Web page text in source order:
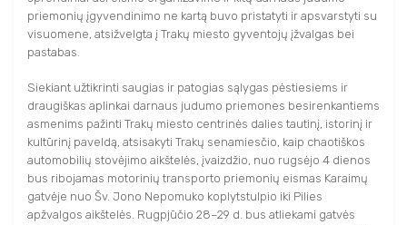
priemonių įgyvendinimo ne kartą buvo pristatyti ir apsvarstyti su
visuomene, atsižvelgta į Trakų miesto gyventojų įžvalgas bei
pastabas.
Siekiant užtikrinti saugias ir patogias sąlygas pėstiesiems ir
draugiškas aplinkai darnaus judumo priemones besirenkantiems
asmenims pažinti Trakų miesto centrinės dalies tautinį, istorinį ir
kultūrinį paveldą, atsisakyti Trakų senamiesčio, kaip chaotiškos
automobilių stovėjimo aikštelės, įvaizdžio, nuo rugsėjo 4 dienos
bus ribojamas motorinių transporto priemonių eismas Karaimų
gatvėje nuo Šv. Jono Nepomuko koplytstulpio iki Pilies
apžvalgos aikštelės. Rugpjūčio 28–29 d. bus atliekami gatvės